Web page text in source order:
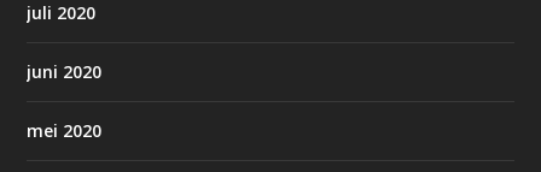
juli 2020
juni 2020
mei 2020